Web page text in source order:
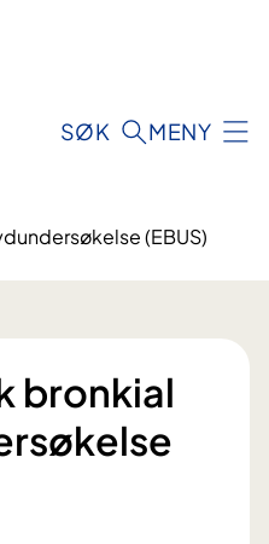
SØK MENY
(EBUS)
bronkial